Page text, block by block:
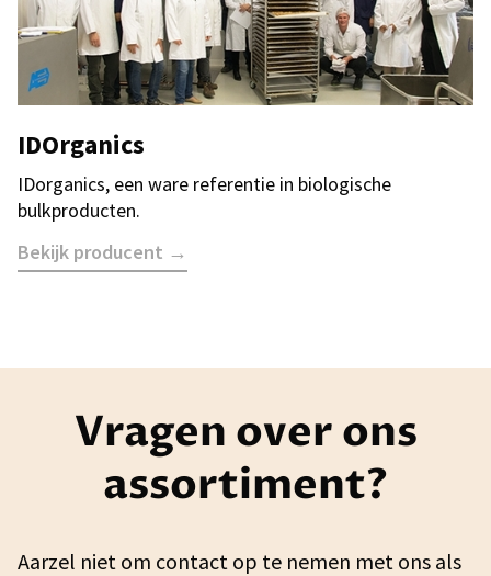
IDOrganics
IDorganics, een ware referentie in biologische
bulkproducten.
Bekijk producent →
Vragen over ons
assortiment?
Aarzel niet om contact op te nemen met ons als